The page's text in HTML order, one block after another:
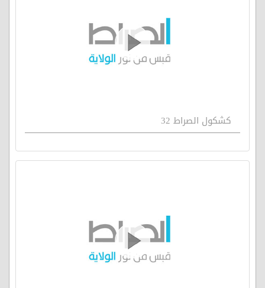
كشكول الصراط 32